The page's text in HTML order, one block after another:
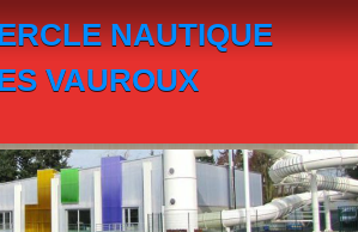
NAUTIQUE
VAUROUX
cookies